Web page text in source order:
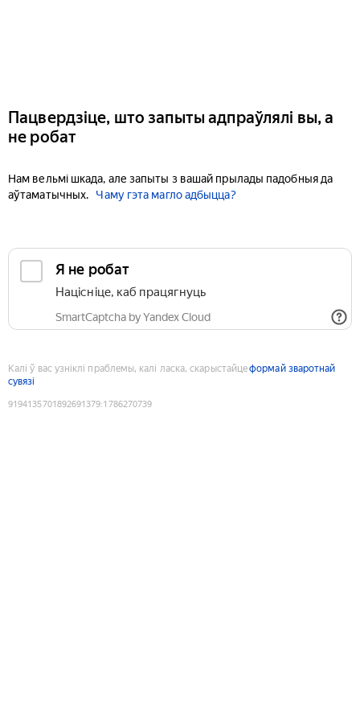
Пацвердзіце, што запыты адпраўлялі вы, а
не робат
Нам вельмі шкада, але запыты з вашай прылады падобныя да
аўтаматычных.
Чаму гэта магло адбыцца?
Я не робат
Націсніце, каб працягнуць
SmartCaptcha by Yandex Cloud
Калі ў вас узніклі праблемы, калі ласка, скарыстайцеформай зваротнай
сувязі
9194135701892691379:1786270739